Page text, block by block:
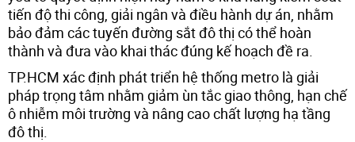
tiến độ thi công, giải ngân và điều hành dự án, nhằm
bảo đảm các tuyến đường sắt đô thị có thể hoàn
thành và đưa vào khai thác đúng kế hoạch đề ra.
TP.HCM xác định phát triển hệ thống metro là giải
pháp trọng tâm nhằm giảm ùn tắc giao thông, hạn chế
ô nhiễm môi trường và nâng cao chất lượng hạ tầng
đô thị.